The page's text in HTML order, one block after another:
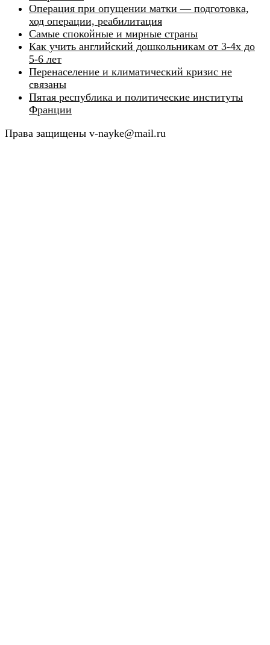
Операция при опущении матки — подготовка,
ход операции, реабилитация
Самые спокойные и мирные страны
Как учить английский дошкольникам от 3-4х до
5-6 лет
Перенаселение и климатический кризис не
связаны
Пятая республика и политические институты
Франции
Права защищены v-nayke@mail.ru